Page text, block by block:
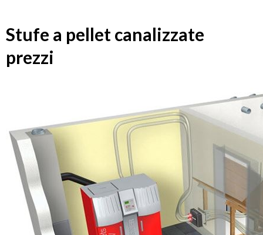
Stufe a pellet canalizzate
prezzi